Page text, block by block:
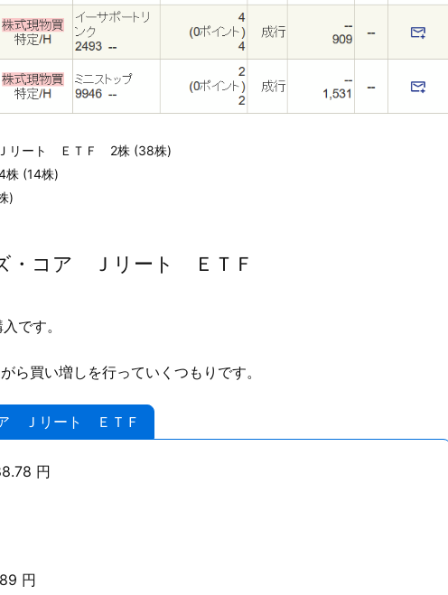
リート ＥＴＦ 2株 (38株)
(14株)
)
・コア Ｊリート ＥＴＦ
です。
ら買い増しを行っていくつもりです。
Ｊリート ＥＴＦ
円
円